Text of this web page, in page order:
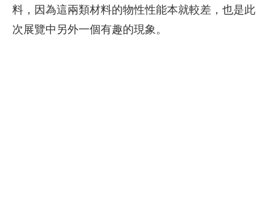
料，因為這兩類材料的物性性能本就較差，也是此
次展覽中另外一個有趣的現象。